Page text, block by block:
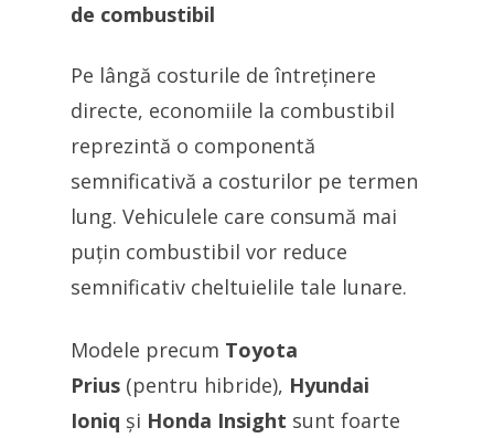
de combustibil
Pe lângă costurile de întreținere
directe, economiile la combustibil
reprezintă o componentă
semnificativă a costurilor pe termen
lung. Vehiculele care consumă mai
puțin combustibil vor reduce
semnificativ cheltuielile tale lunare.
Modele precum Toyota
Prius (pentru hibride), Hyundai
Ioniq și Honda Insight sunt foarte